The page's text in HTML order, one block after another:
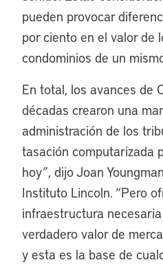
pueden provocar
por ciento en el valor de
condominios de un
En total, los avances de
décadas crearon una
administración de los
tasación computarizada
hoy”, dijo Joan
Instituto Lincoln. “Pero
infraestructura
verdadero valor de
y esta es la base de